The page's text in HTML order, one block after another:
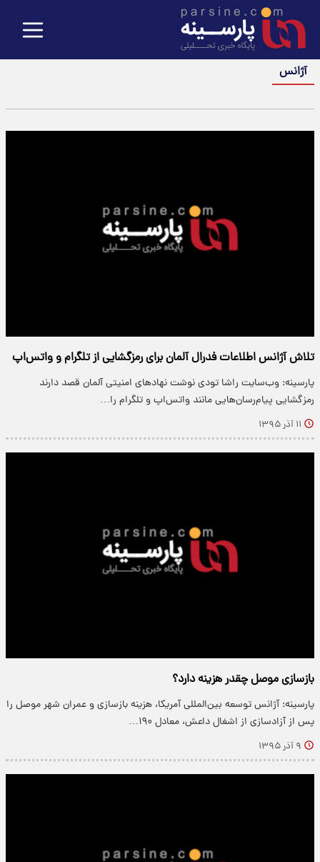
آژانس
تلاش آژانس اطلاعات فدرال آلمان برای رمزگشایی از تلگرام و واتس‌اپ
پارسینه: وب‌سایت راشا تودی نوشت نهادهای امنیتی آلمان قصد دارند
رمزگشایی پیام‌رسان‌هایی مانند واتس‌اپ و تلگرام را…
۱۱ آذر ۱۳۹۵
بازسازی موصل چقدر هزینه دارد؟
پارسینه: آژانس توسعه بین‌المللی آمریکا، هزینه بازسازی و عمران شهر موصل را
پس از آزادسازی از اشغال داعش، معادل ۱۹۰…
۹ آذر ۱۳۹۵